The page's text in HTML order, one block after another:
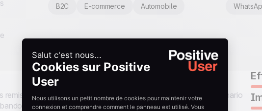
B2C E-commerce Automobile
remises ou la pression. Résultat : les clients les ignorent. Ce scénario
votre contact reçoit sur WhatsApp un message qui lui